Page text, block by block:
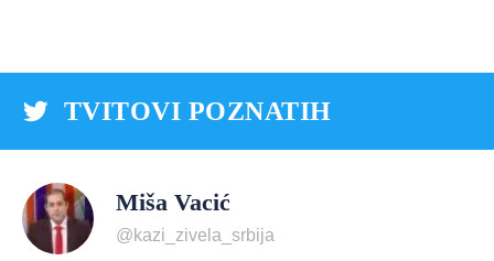
TVITOVI POZNATIH
Miša Vacić
@kazi_zivela_srbija